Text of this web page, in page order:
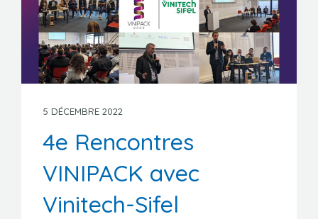
Actualités
Newsletter
Manifestations
Formations
Stages/Emplois
Liens utiles
5 DÉCEMBRE 2022
4e Rencontres
VINIPACK avec
Vinitech-Sifel